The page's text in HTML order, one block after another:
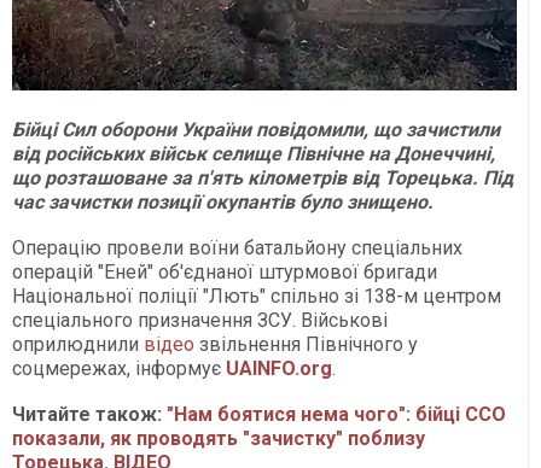
Бійці Сил оборони України повідомили, що зачистили
від російських військ селище Північне на Донеччині,
що розташоване за п'ять кілометрів від Торецька. Під
час зачистки позиції окупантів було знищено.
Операцію провели воїни батальйону спеціальних
операцій "Еней" об'єднаної штурмової бригади
Національної поліції "Лють" спільно зі 138-м центром
спеціального призначення ЗСУ. Військові
оприлюднили відео звільнення Північного у
соцмережах, інформує UAINFO.org.
Читайте також: "Нам боятися нема чого": бійці ССО
показали, як проводять "зачистку" поблизу
Торецька. ВІДЕО